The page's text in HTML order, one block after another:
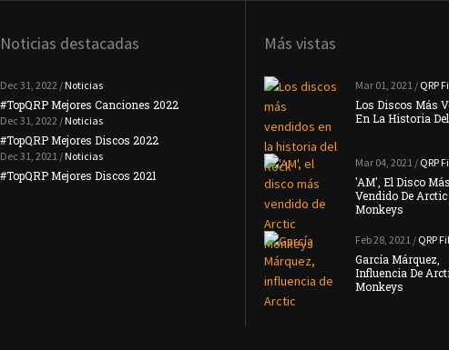
Noticias destacadas
Dec 31, 2022 / Noticias
#TopQRP Mejores Canciones 2022
Dec 31, 2022 / Noticias
#TopQRP Mejores Discos 2022
Dec 31, 2021 / Noticias
#TopQRP Mejores Discos 2021
Noticias
#TopQRP Mejores Canciones 2021
Noticias
Placebo Anuncian Su Nuevo Disco 'Never
Let Me …
Noticias
Interpol Anuncian Que Su Nuevo Disco
Llegará …
Más vistas
Mar 01, 2021 / QRP
Los Discos Más
En La Historia Del
Mar 04, 2021 / QRP
'AM', El Disco Más
Vendido De Arctic
Monkeys
Feb 28, 2021 / QRP
García Márquez,
Influencia De
Monkeys